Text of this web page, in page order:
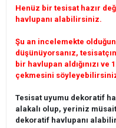
Henüz bir tesisat hazır
havlupanı alabilirsiniz.
Şu an incelemekte
düşünüyorsanız,
bir havlupan aldığınızı
çekmesini
Tesisat uyumu dekoratif
alakalı olup, yeriniz
dekoratif havlupanı